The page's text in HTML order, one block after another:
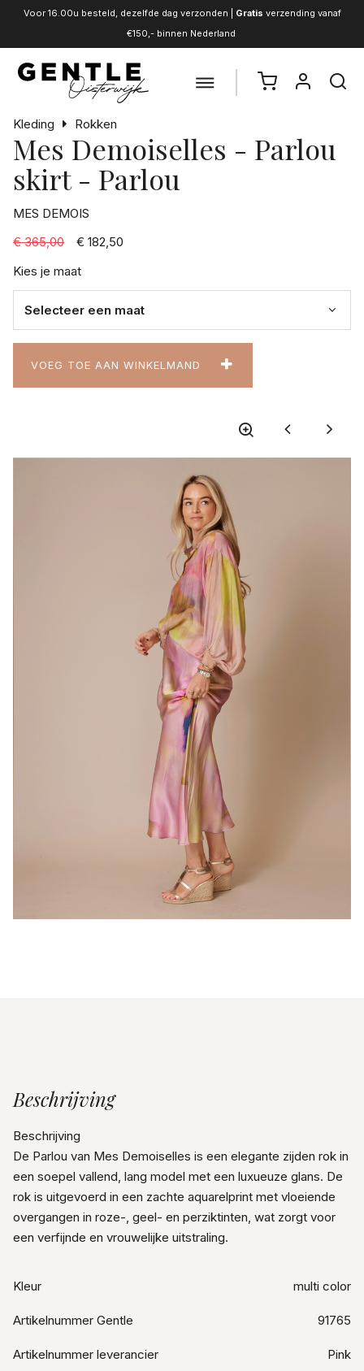
Voor 16.00u besteld, dezelfde dag verzonden | Gratis verzending vanaf
€150,- binnen Nederland
Kleding Rokken
Mes Demoiselles - Parlou
skirt - Parlou
MES DEMOIS
€ 365,00
€ 182,50
Kies je maat
VOEG TOE AAN WINKELMAND
Beschrijving
Beschrijving
De Parlou van Mes Demoiselles is een elegante zijden rok in
een soepel vallend, lang model met een luxueuze glans. De
rok is uitgevoerd in een zachte aquarelprint met vloeiende
overgangen in roze-, geel- en perziktinten, wat zorgt voor
een verfijnde en vrouwelijke uitstraling.
Kleur multi color
Artikelnummer Gentle 91765
Artikelnummer leverancier Pink